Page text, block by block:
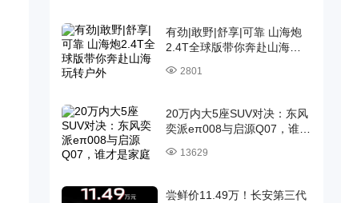
有劲|敢野|舒享|可靠 山海炮
2.4T全球版带你奔赴山海玩
2801
20万内大5座SUV对决：东风
奕派eπ008与启源Q07，谁才
13629
尝鲜价11.49万！长安第三代